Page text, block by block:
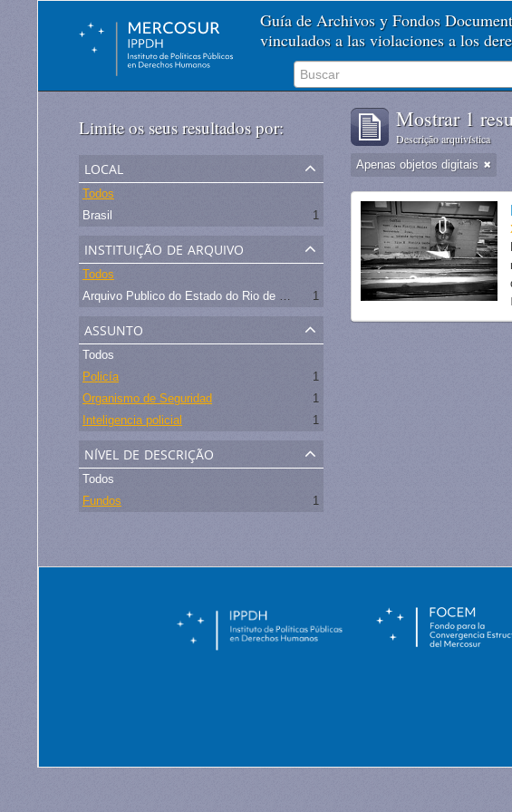
Guía de Archivos y Fondos
vinculados a las violaciones a los
Limite os seus resultados por:
local
Todos
Brasil
1
instituição de arquivo
Todos
Arquivo Publico do Estado do Rio de Janeiro -
1
assunto
Todos
Policía
1
Organismo de Seguridad
1
Inteligencia policial
1
nível de descrição
Todos
Fundos
1
Mostrar 1
Descrição arquivística
Apenas objetos digitais